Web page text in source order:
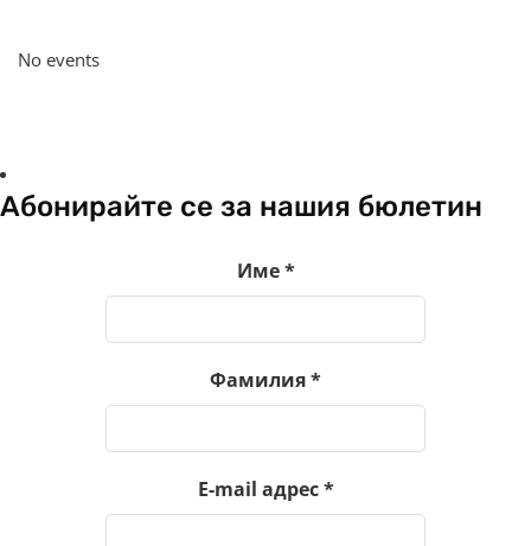
No events
Абонирайте се за нашия бюлетин
Име*
Фамилия*
E-mail адрес*